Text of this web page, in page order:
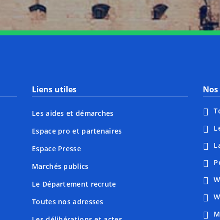
Liens utiles
Les aides et démarches
Espace pro et partenaires
Espace Presse
Marchés publics
Le Département recrute
Toutes nos adresses